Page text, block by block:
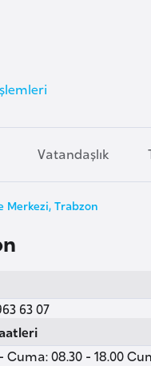
Vatandaşlık
Merkezi, Trabzon
63 07
Cuma: 08.30 - 18.00